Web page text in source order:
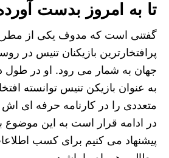
تا به امروز بدست
گفتنی است که مدوف یکی از
پرافتخارترین بازیکنان تنیس در
جهان به شمار می‌ رود. او در طول
به عنوان بازیکن تنیس توانسته
متعددی را در کارنامه حرفه‌ ای
در ادامه قرار است به این موضوع
پیشنهاد می‌ کنیم برای کسب